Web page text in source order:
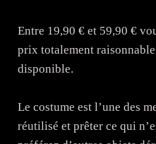
Entre 19,90 € et 59,90 €
prix totalement
disponible.
Le costume est l’une des
réutilisé et prêter ce qui